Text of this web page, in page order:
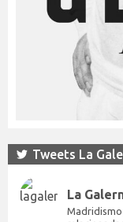
Tweets La
La